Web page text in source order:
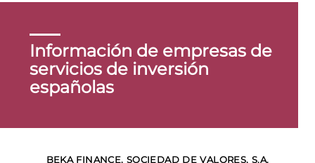
Información de empresas de
servicios de inversión
españolas
BEKA FINANCE, SOCIEDAD DE VALORES, S.A.